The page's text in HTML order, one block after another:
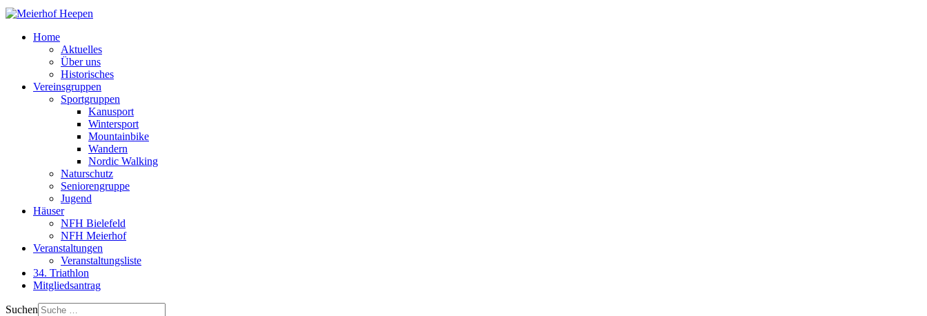
Home
Aktuelles
Über uns
Historisches
Vereinsgruppen
Sportgruppen
Kanusport
Wintersport
Mountainbike
Wandern
Nordic Walking
Naturschutz
Seniorengruppe
Jugend
Häuser
NFH Bielefeld
NFH Meierhof
Veranstaltungen
Veranstaltungsliste
34. Triathlon
Mitgliedsantrag
Suchen